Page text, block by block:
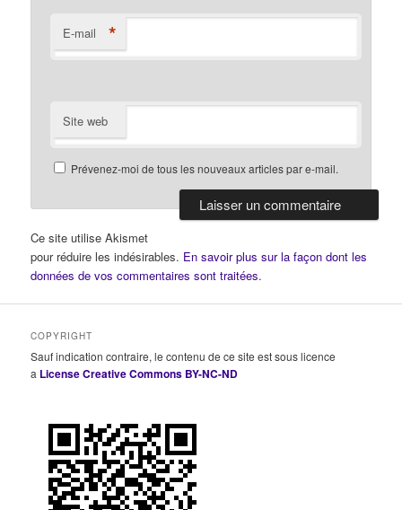
E-mail *
Site web
Prévenez-moi de tous les nouveaux articles par e-mail.
Ce site utilise Akismet
pour réduire les indésirables. En savoir plus sur la façon dont les
données de vos commentaires sont traitées.
COPYRIGHT
Sauf indication contraire, le contenu de ce site est sous licence
a License Creative Commons BY-NC-ND